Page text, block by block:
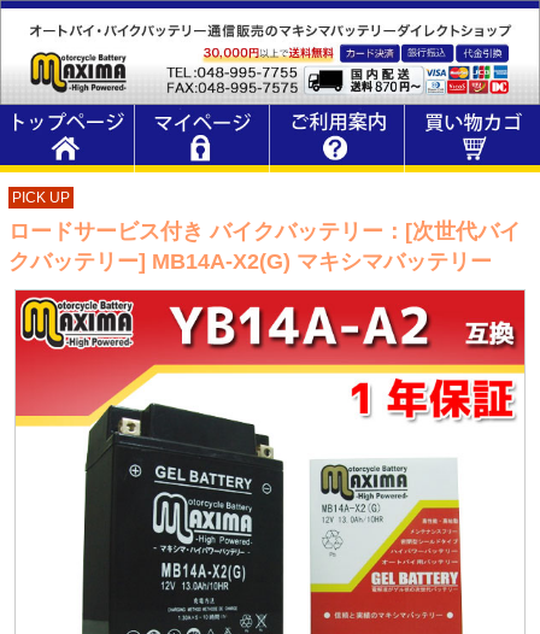
PICK UP
ロードサービス付き バイクバッテリー：[次世代バイ
クバッテリー] MB14A-X2(G) マキシマバッテリー